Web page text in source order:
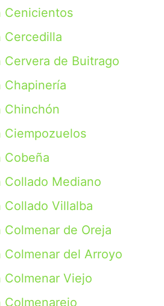
Cenicientos
Cercedilla
Cervera de Buitrago
Chapinería
Chinchón
Ciempozuelos
Cobeña
Collado Mediano
Collado Villalba
Colmenar de Oreja
Colmenar del Arroyo
Colmenar Viejo
Colmenarejo